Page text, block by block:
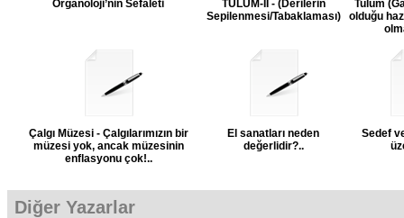
Organoloji’nin Sefaleti
TULUM-II - (Derilerin
Sepilenmesi/Tabaklaması)
Tulum
olduğu
Çalgı Müzesi - Çalgılarımızın bir
müzesi yok, ancak müzesinin
enflasyonu çok!..
El sanatları neden
değerlidir?..
Sedef
Diğer Yazarlar